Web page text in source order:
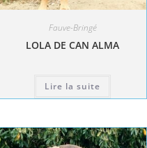
Fauve-Bringé
LOLA DE CAN ALMA
Lire la suite